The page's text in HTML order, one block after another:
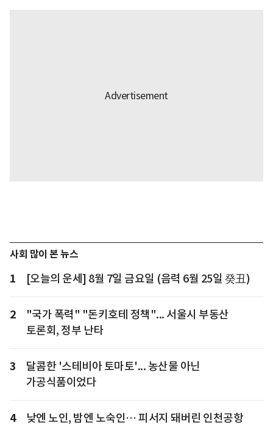
사회 많이 본 뉴스
1 [오늘의 운세] 8월 7일 금요일 (음력 6월 25일 癸丑)
2
"국가 폭력" "돈키호테 정책"... 서울시 부동산
토론회, 정부 난타
3
달콤한 '스테비아 토마토'... 농산물 아닌
가공식품이었다
4 낮엔 노인, 밤엔 노숙인… 피서지 돼버린 인천공항